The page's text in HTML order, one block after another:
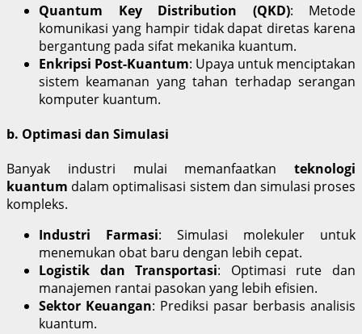
Quantum Key Distribution (QKD): Metode
komunikasi yang hampir tidak dapat diretas karena
bergantung pada sifat mekanika kuantum.
Enkripsi Post-Kuantum: Upaya untuk menciptakan
sistem keamanan yang tahan terhadap serangan
komputer kuantum.
b. Optimasi dan Simulasi
Banyak industri mulai memanfaatkan teknologi
kuantum dalam optimalisasi sistem dan simulasi proses
kompleks.
Industri Farmasi: Simulasi molekuler untuk
menemukan obat baru dengan lebih cepat.
Logistik dan Transportasi: Optimasi rute dan
manajemen rantai pasokan yang lebih efisien.
Sektor Keuangan: Prediksi pasar berbasis analisis
kuantum.